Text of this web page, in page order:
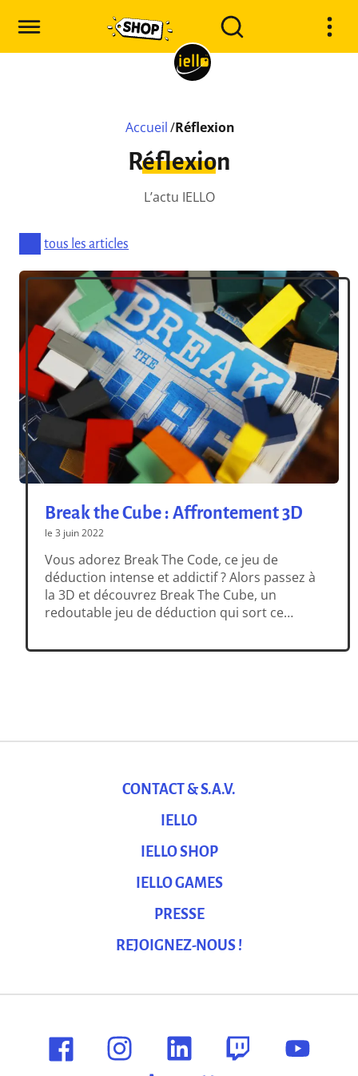
Accueil /Réflexion
Réflexion
L’actu IELLO
tous les articles
Break the Cube : Affrontement 3D
le 3 juin 2022
Vous adorez Break The Code, ce jeu de
déduction intense et addictif ? Alors passez à
la 3D et découvrez Break The Cube, un
redoutable jeu de déduction qui sort ce
cachées derrière le paravent de vos
CONTACT & S.A.V.
IELLO
IELLO SHOP
IELLO GAMES
PRESSE
REJOIGNEZ-NOUS !